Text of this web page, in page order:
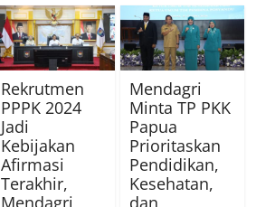
Rekrutmen
PPPK 2024
Jadi
Kebijakan
Afirmasi
Terakhir,
Mendagri
Mendagri
Minta TP PKK
Papua
Prioritaskan
Pendidikan,
Kesehatan,
dan